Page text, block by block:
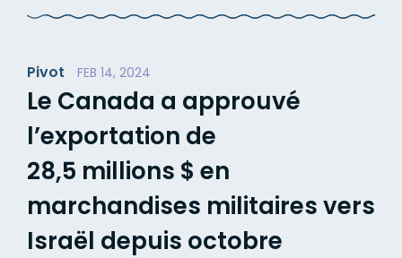
Pivot FEB 14, 2024
Le Canada a approuvé
l’exportation de
28,5 millions $ en
marchandises militaires vers
Israël depuis octobre